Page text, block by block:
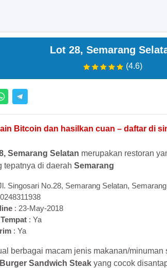
Lot 28, Semarang
(4.6)
Semarang Selatan merupakan restoran
tepatnya di daerah Semarang
Singosari No.28, Semarang Selatan, Semarang
: 23-May-2018
: Ya
: Ya
berbagai macam jenis makanan/minuman
Sandwich Steak yang cocok